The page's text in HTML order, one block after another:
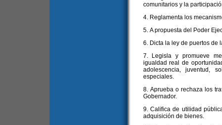
comunitarios y la
4. Reglamenta los
5. A propuesta del Poder
6. Dicta la ley de puertos de
7. Legisla y promueve
igualdad real de
adolescencia, juventud,
especiales.
8. Aprueba o rechaza los
Gobernador.
9. Califica de utilidad
adquisición de bienes.